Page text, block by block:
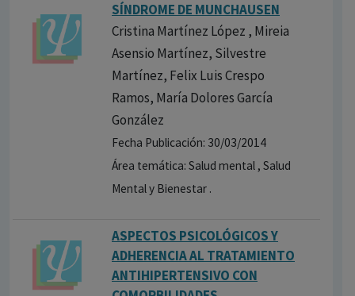
SÍNDROME DE MUNCHAUSEN
Cristina Martínez López , Mireia
Asensio Martínez, Silvestre
Martínez, Felix Luis Crespo
Ramos, María Dolores García
González
Fecha Publicación: 30/03/2014
Área temática: Salud mental , Salud
Mental y Bienestar .
ASPECTOS PSICOLÓGICOS Y
ADHERENCIA AL TRATAMIENTO
ANTIHIPERTENSIVO CON